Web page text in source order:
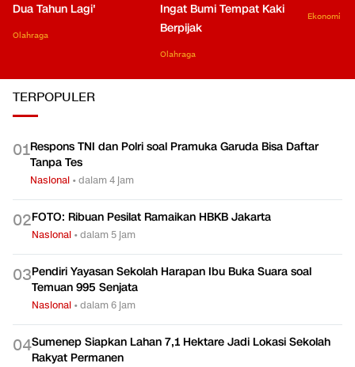
Dua Tahun Lagi'
Olahraga
Ingat Bumi Tempat Kaki
Berpijak
Olahraga
Ekonomi
TERPOPULER
01Respons TNI dan Polri soal Pramuka Garuda Bisa Daftar
Tanpa Tes
Nasional •dalam 4 jam
02FOTO: Ribuan Pesilat Ramaikan HBKB Jakarta
Nasional •dalam 5 jam
03Pendiri Yayasan Sekolah Harapan Ibu Buka Suara soal
Temuan 995 Senjata
Nasional •dalam 6 jam
04Sumenep Siapkan Lahan 7,1 Hektare Jadi Lokasi Sekolah
Rakyat Permanen